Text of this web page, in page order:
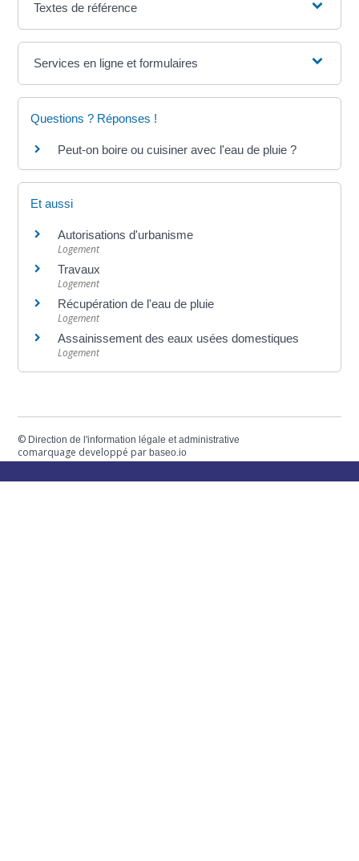
Textes de référence
Services en ligne et formulaires
Questions ? Réponses !
Peut-on boire ou cuisiner avec l'eau de pluie ?
Et aussi
Autorisations d'urbanisme
Logement
Travaux
Logement
Récupération de l'eau de pluie
Logement
Assainissement des eaux usées domestiques
Logement
© Direction de l'information légale et administrative
comarquage developpé parbaseo.io